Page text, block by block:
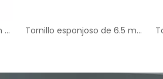
Tornillo de compresión sin cabeza canulado Tornillo esponjoso de 6.5 mm medio subpuesto (16 mm roscado)